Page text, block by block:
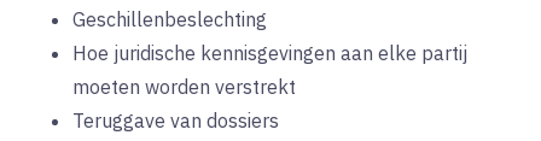
Geschillenbeslechting
Hoe juridische kennisgevingen aan elke partij
moeten worden verstrekt
Teruggave van dossiers